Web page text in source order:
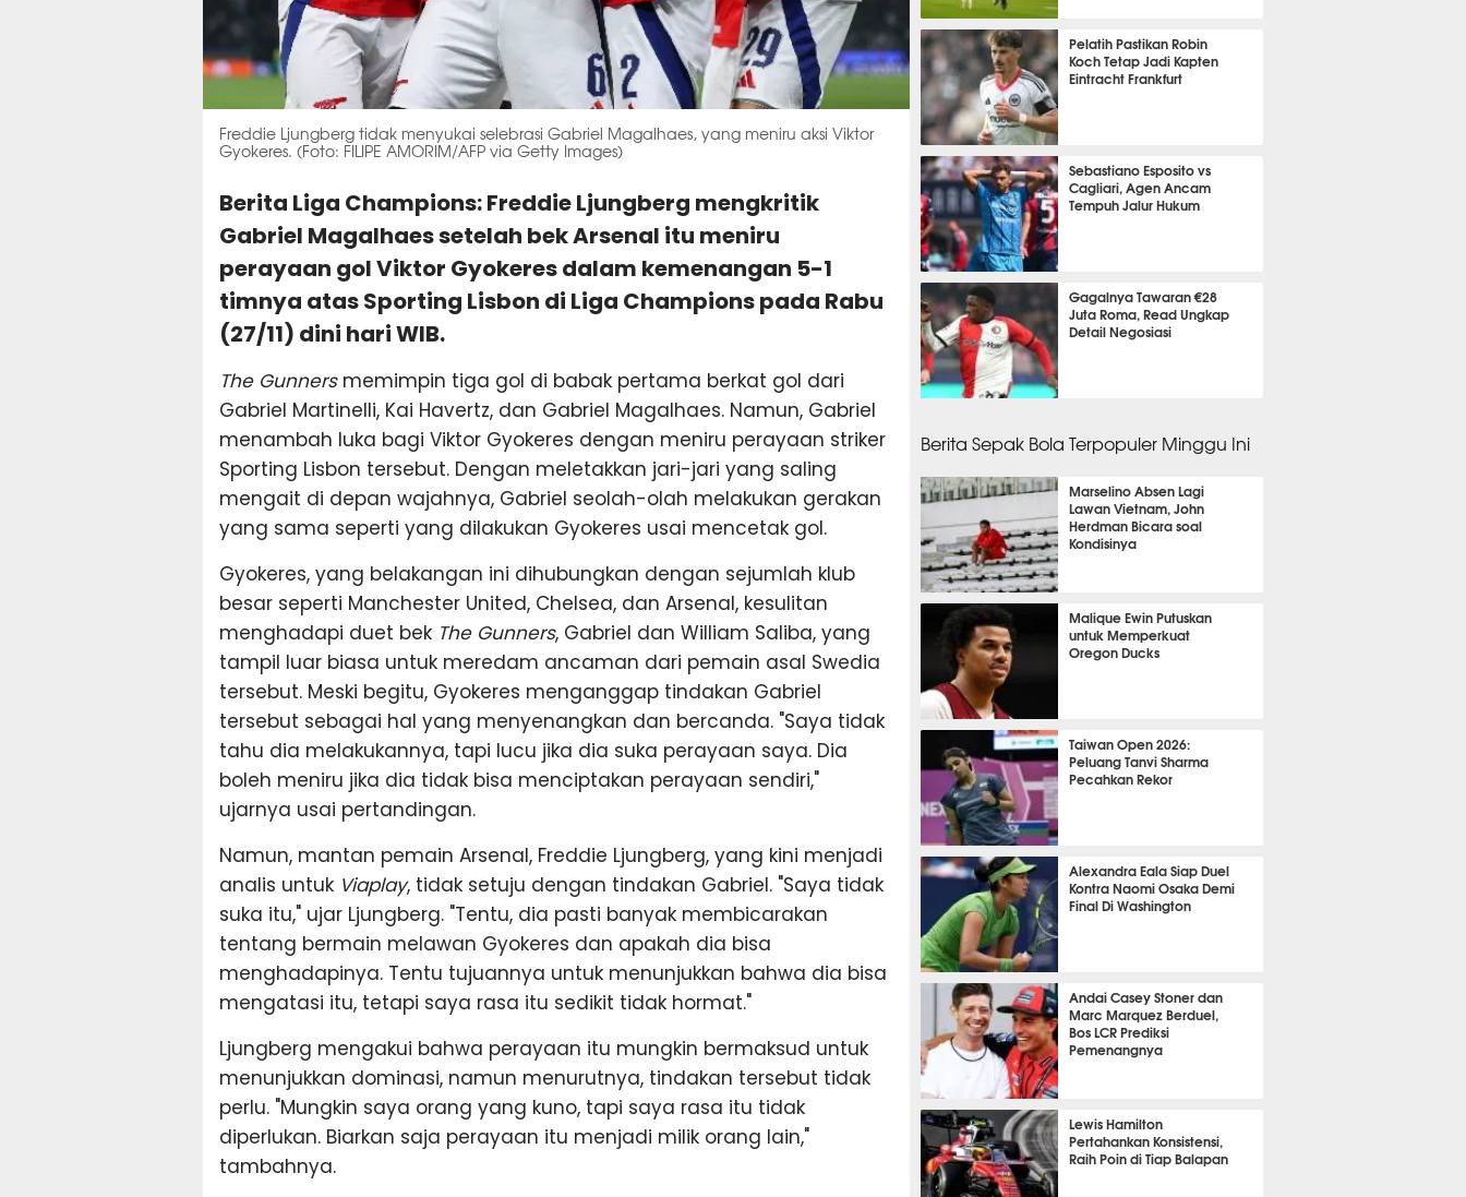
Freddie Ljungberg tidak menyukai selebrasi Gabriel Magalhaes, yang meniru aksi Viktor
Gyokeres. (Foto: FILIPE AMORIM/AFP via Getty Images)
Berita Liga Champions: Freddie Ljungberg mengkritik
Gabriel Magalhaes setelah bek Arsenal itu meniru
perayaan gol Viktor Gyokeres dalam kemenangan 5-1
timnya atas Sporting Lisbon di Liga Champions pada Rabu
(27/11) dini hari WIB.
The Gunnersmemimpin tiga gol di babak pertama berkat gol dari
Gabriel Martinelli, Kai Havertz, dan Gabriel Magalhaes. Namun, Gabriel
menambah luka bagi Viktor Gyokeres dengan meniru perayaan striker
Sporting Lisbon tersebut. Dengan meletakkan jari-jari yang saling
mengait di depan wajahnya, Gabriel seolah-olah melakukan gerakan
yang sama seperti yang dilakukan Gyokeres usai mencetak gol.
Gyokeres, yang belakangan ini dihubungkan dengan sejumlah klub
besar seperti Manchester United, Chelsea, dan Arsenal, kesulitan
menghadapi duet bek The Gunners, Gabriel dan William Saliba, yang
tampil luar biasa untuk meredam ancaman dari pemain asal Swedia
tersebut. Meski begitu, Gyokeres menganggap tindakan Gabriel
tersebut sebagai hal yang menyenangkan dan bercanda. "Saya tidak
tahu dia melakukannya, tapi lucu jika dia suka perayaan saya. Dia
boleh meniru jika dia tidak bisa menciptakan perayaan sendiri,"
ujarnya usai pertandingan.
Namun, mantan pemain Arsenal, Freddie Ljungberg, yang kini menjadi
analis untuk Viaplay, tidak setuju dengan tindakan Gabriel. "Saya tidak
suka itu," ujar Ljungberg. "Tentu, dia pasti banyak membicarakan
tentang bermain melawan Gyokeres dan apakah dia bisa
menghadapinya. Tentu tujuannya untuk menunjukkan bahwa dia bisa
mengatasi itu, tetapi saya rasa itu sedikit tidak hormat."
Ljungberg mengakui bahwa perayaan itu mungkin bermaksud untuk
menunjukkan dominasi, namun menurutnya, tindakan tersebut tidak
perlu. "Mungkin saya orang yang kuno, tapi saya rasa itu tidak
diperlukan. Biarkan saja perayaan itu menjadi milik orang lain,"
tambahnya.
26 menit 42 detik lalu
Pelatih Pastikan Robin
Koch Tetap Jadi Kapten
Eintracht Frankfurt
31 menit 29 detik lalu
Sebastiano Esposito vs
Cagliari, Agen Ancam
Tempuh Jalur Hukum
36 menit 51 detik lalu
Gagalnya Tawaran €28
Juta Roma, Read Ungkap
Detail Negosiasi
Berita Sepak Bola Terpopuler Minggu Ini
Marselino Absen Lagi
Lawan Vietnam, John
Herdman Bicara soal
Kondisinya
SEPAK BOLA
Malique Ewin Putuskan
untuk Memperkuat
Oregon Ducks
BASKET
Taiwan Open 2026:
Peluang Tanvi Sharma
Pecahkan Rekor
BADMINTON
Alexandra Eala Siap Duel
Kontra Naomi Osaka Demi
Final Di Washington
TENIS
Andai Casey Stoner dan
Marc Marquez Berduel,
Bos LCR Prediksi
Pemenangnya
MOTOGP
Lewis Hamilton
Pertahankan Konsistensi,
Raih Poin di Tiap Balapan